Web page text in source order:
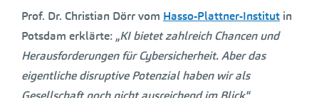
Prof. Dr. Christian Dörr vom Hasso-Plattner-Institut in
Potsdam erklärte: „KI bietet zahlreich Chancen und
Herausforderungen für Cybersicherheit. Aber das
eigentliche disruptive Potenzial haben wir als